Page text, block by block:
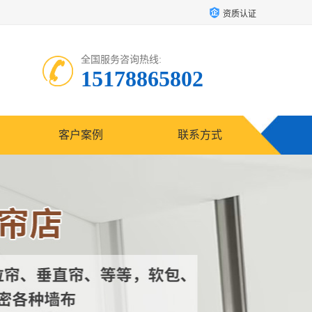
资质认证
全国服务咨询热线:
15178865802
客户案例 联系方式